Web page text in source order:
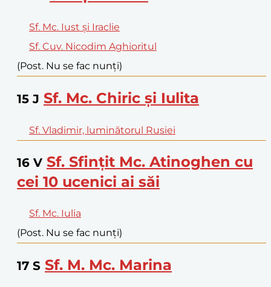
Sf. Mc. Iust și Iraclie
Sf. Cuv. Nicodim Aghioritul
(Post. Nu se fac nunți)
15 J Sf. Mc. Chiric și Iulita
Sf. Vladimir, luminătorul Rusiei
16 V Sf. Sfințit Mc. Atinoghen cu
cei 10 ucenici ai săi
Sf. Mc. Iulia
(Post. Nu se fac nunți)
17 S Sf. M. Mc. Marina